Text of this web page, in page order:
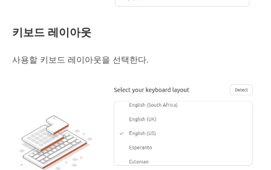
키보드 레이아웃
사용할 키보드 레이아웃을 선택한다.